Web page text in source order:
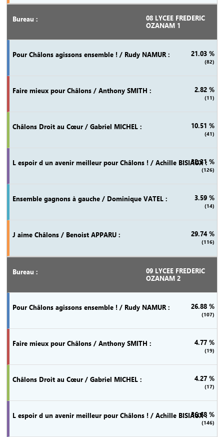
08 LYCEE FREDERIC
OZANAM 1
21.03 %
(82)
2.82 %
(11)
10.51 %
(41)
32.31 %
(126)
3.59 %
(14)
29.74 %
(116)
09 LYCEE FREDERIC
OZANAM 2
26.88 %
(107)
4.77 %
(19)
4.27 %
(17)
36.68 %
(146)